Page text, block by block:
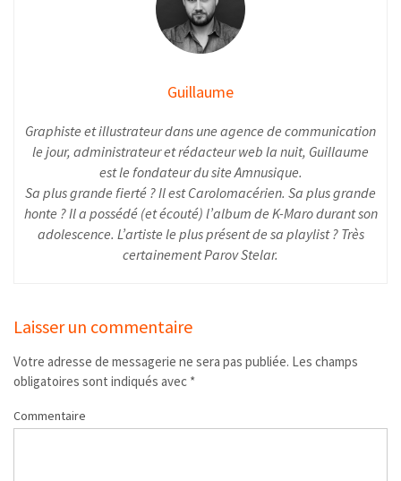
Guillaume
Graphiste et illustrateur dans une agence de communication
le jour, administrateur et rédacteur web la nuit, Guillaume
est le fondateur du site Amnusique.
Sa plus grande fierté ? Il est Carolomacérien. Sa plus grande
honte ? Il a possédé (et écouté) l’album de K-Maro durant son
adolescence. L’artiste le plus présent de sa playlist ? Très
certainement Parov Stelar.
Laisser un commentaire
Votre adresse de messagerie ne sera pas publiée. Les champs
obligatoires sont indiqués avec *
Commentaire